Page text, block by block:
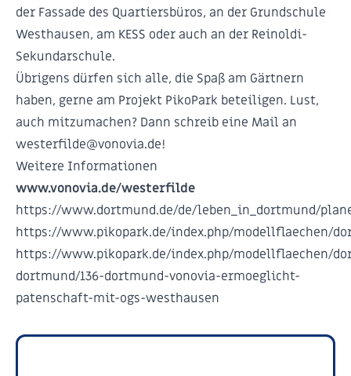
der Fassade des Quartiersbüros, an der Grundschule
Westhausen, am KESS oder auch an der Reinoldi-
Sekundarschule.
Übrigens dürfen sich alle, die Spaß am Gärtnern
haben, gerne am Projekt PikoPark beteiligen. Lust,
auch mitzumachen? Dann schreib eine Mail an
westerfilde@vonovia.de!
Weitere Informationen
www.vonovia.de/westerfilde
https://www.dortmund.de/de/leben_in_dortmund/
https://www.pikopark.de/index.php/modellflaechen/
https://www.pikopark.de/index.php/modellflaechen/
dortmund/136-dortmund-vonovia-ermoeglicht-
patenschaft-mit-ogs-westhausen